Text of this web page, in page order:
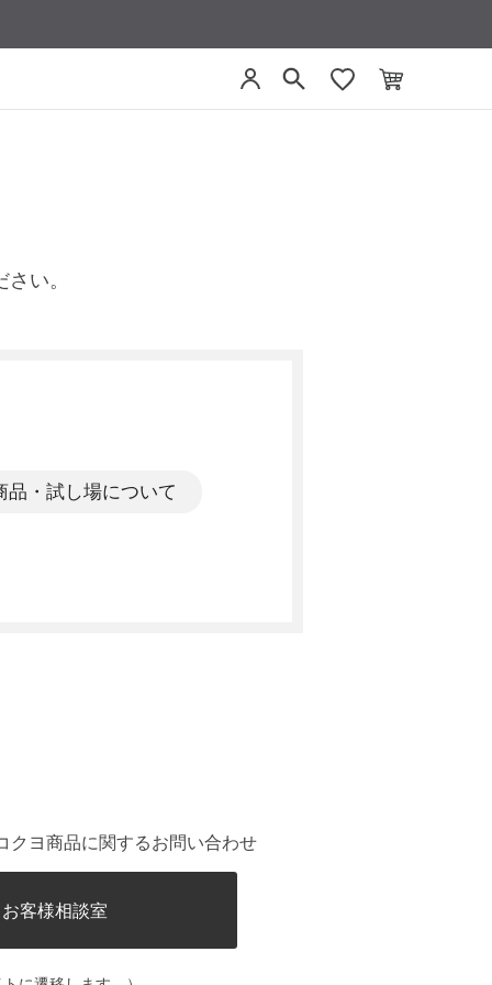
い。
品・試し場について
クヨ商品に関するお問い合わせ
客様相談室